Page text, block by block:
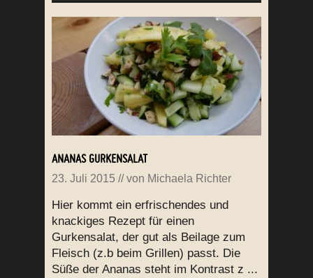
ANANAS GURKENSALAT
23. Juli 2015 // von Michaela Richter
Hier kommt ein erfrischendes und
knackiges Rezept für einen
Gurkensalat, der gut als Beilage zum
Fleisch (z.b beim Grillen) passt. Die
Süße der Ananas steht im Kontrast z ...